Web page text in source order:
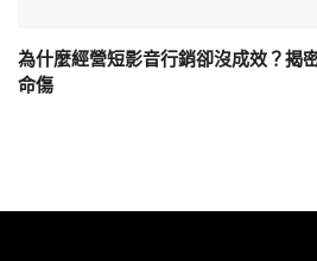
為什麼經營短影音行銷卻沒成效？揭
命傷